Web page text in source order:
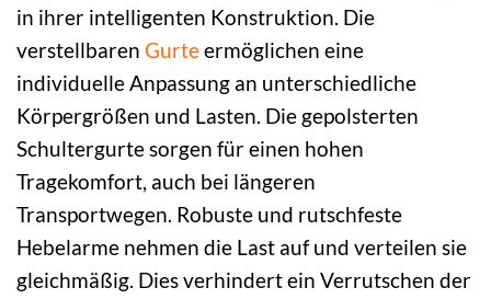
in ihrer intelligenten Konstruktion. Die
verstellbaren Gurteermöglichen eine
individuelle Anpassung an unterschiedliche
Körpergrößen und Lasten. Die gepolsterten
Schultergurte sorgen für einen hohen
Tragekomfort, auch bei längeren
Transportwegen. Robuste und rutschfeste
Hebelarme nehmen die Last auf und verteilen sie
gleichmäßig. Dies verhindert ein Verrutschen der